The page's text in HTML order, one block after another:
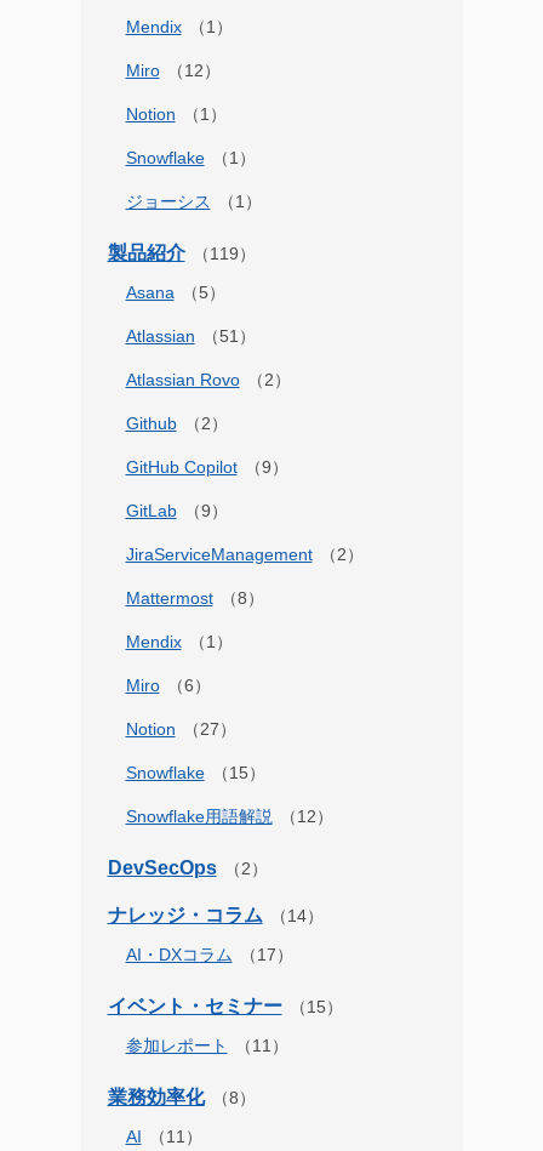
Mendix
Miro
Notion
Snowflake
ジョーシス
製品紹介
Asana
Atlassian
Atlassian Rovo
Github
GitHub Copilot
GitLab
JiraServiceManagement
Mattermost
Mendix
Miro
Notion
Snowflake
Snowflake用語解説
DevSecOps
ナレッジ・コラム
AI・DXコラム
イベント・セミナー
参加レポート
業務効率化
AI